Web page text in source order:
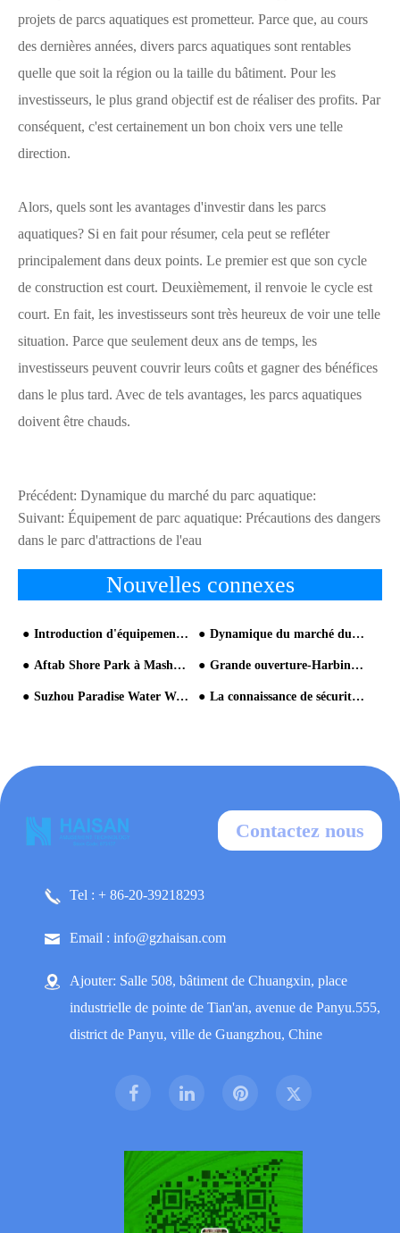
projets de parcs aquatiques est prometteur. Parce que, au cours
des dernières années, divers parcs aquatiques sont rentables
quelle que soit la région ou la taille du bâtiment. Pour les
investisseurs, le plus grand objectif est de réaliser des profits. Par
conséquent, c'est certainement un bon choix vers une telle
direction.
Alors, quels sont les avantages d'investir dans les parcs
aquatiques? Si en fait pour résumer, cela peut se refléter
principalement dans deux points. Le premier est que son cycle
de construction est court. Deuxièmement, il renvoie le cycle est
court. En fait, les investisseurs sont très heureux de voir une telle
situation. Parce que seulement deux ans de temps, les
investisseurs peuvent couvrir leurs coûts et gagner des bénéfices
dans le plus tard. Avec de tels avantages, les parcs aquatiques
doivent être chauds.
Précédent: Dynamique du marché du parc aquatique:
Suivant: Équipement de parc aquatique: Précautions des dangers
dans le parc d'attractions de l'eau
Nouvelles connexes
Introduction d'équipement de parc aquatique et norme industrielle Dynamique du marché du parc aquatique:
Aftab Shore Park à Mashad en Iran Grande ouverture-Harbin Beautiful Island parc aquatique
Suzhou Paradise Water World La connaissance de sécurité de grande attraction
Contactez nous
Tel : + 86-20-39218293
Email : info@gzhaisan.com
Ajouter: Salle 508, bâtiment de Chuangxin, place
industrielle de pointe de Tian'an, avenue de Panyu.555,
district de Panyu, ville de Guangzhou, Chine